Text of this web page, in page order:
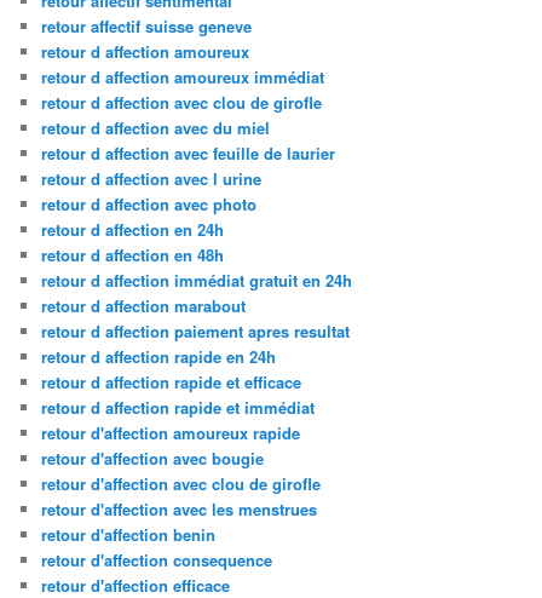
retour affectif suisse geneve
retour d affection amoureux
retour d affection amoureux immédiat
retour d affection avec clou de girofle
retour d affection avec du miel
retour d affection avec feuille de laurier
retour d affection avec l urine
retour d affection avec photo
retour d affection en 24h
retour d affection en 48h
retour d affection immédiat gratuit en 24h
retour d affection marabout
retour d affection paiement apres resultat
retour d affection rapide en 24h
retour d affection rapide et efficace
retour d affection rapide et immédiat
retour d'affection amoureux rapide
retour d'affection avec bougie
retour d'affection avec clou de girofle
retour d'affection avec les menstrues
retour d'affection benin
retour d'affection consequence
retour d'affection efficace